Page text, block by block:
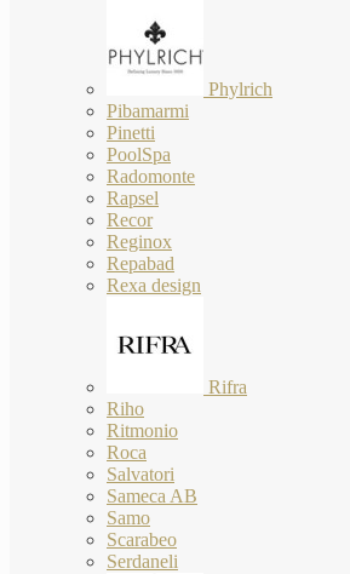
Phylrich
Pibamarmi
Pinetti
PoolSpa
Radomonte
Rapsel
Recor
Reginox
Repabad
Rexa design
Rifra
Riho
Ritmonio
Roca
Salvatori
Sameca AB
Samo
Scarabeo
Serdaneli